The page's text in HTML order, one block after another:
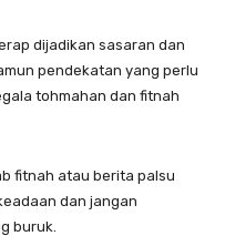
dijadikan sasaran dan
pendekatan yang perlu
tohmahan dan fitnah
fitnah atau berita palsu
dan jangan
buruk.